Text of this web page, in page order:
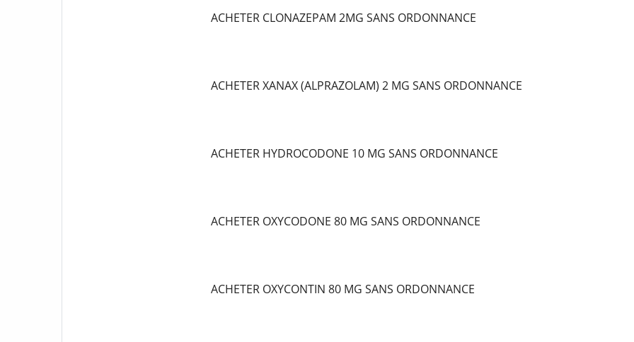
ACHETER CLONAZEPAM 2MG SANS ORDONNANCE
ACHETER XANAX (ALPRAZOLAM) 2 MG SANS ORDONNANCE
ACHETER HYDROCODONE 10 MG SANS ORDONNANCE
ACHETER OXYCODONE 80 MG SANS ORDONNANCE
ACHETER OXYCONTIN 80 MG SANS ORDONNANCE